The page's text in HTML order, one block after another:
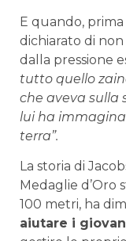
E quando,
dichiarato di
dalla pressione
tutto quello
che aveva sulla
lui ha
terra”.
La storia di
Medaglie d’Oro
100 metri, ha
aiutare i